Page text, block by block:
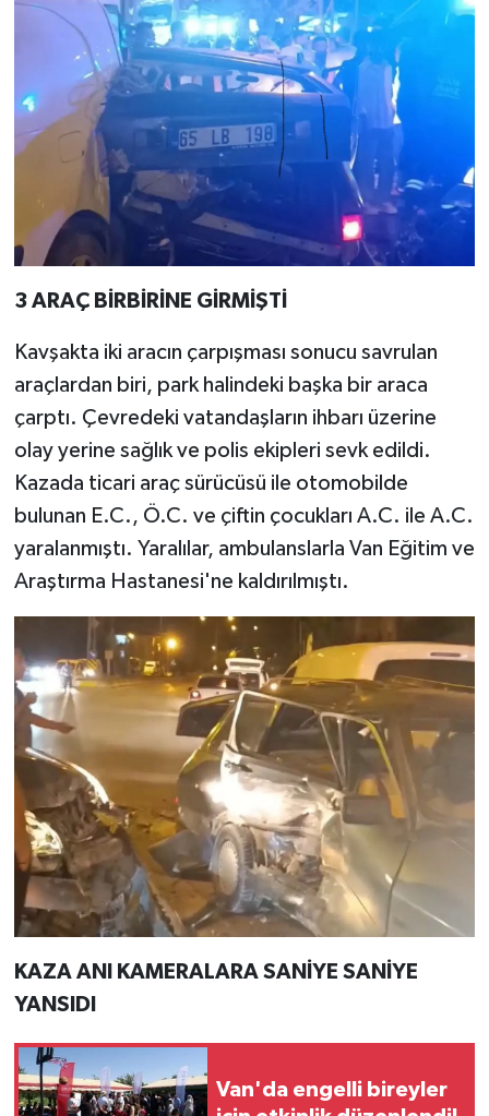
3 ARAÇ BİRBİRİNE GİRMİŞTİ
Kavşakta iki aracın çarpışması sonucu savrulan
araçlardan biri, park halindeki başka bir araca
çarptı. Çevredeki vatandaşların ihbarı üzerine
olay yerine sağlık ve polis ekipleri sevk edildi.
Kazada ticari araç sürücüsü ile otomobilde
bulunan E.C., Ö.C. ve çiftin çocukları A.C. ile A.C.
yaralanmıştı. Yaralılar, ambulanslarla Van Eğitim ve
Araştırma Hastanesi'ne kaldırılmıştı.
KAZA ANI KAMERALARA SANİYE SANİYE
YANSIDI
Van'da engelli bireyler